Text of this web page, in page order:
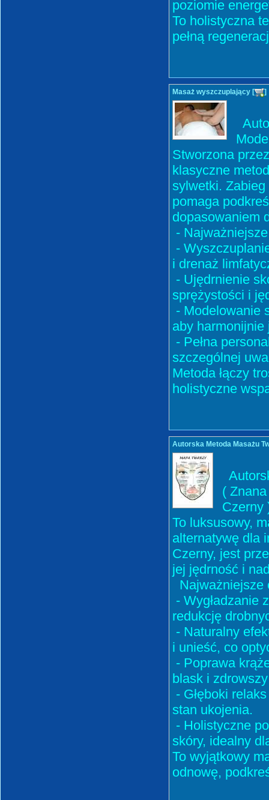
poziomie
To holistyczna
pełną
Masaż wyszczuplający [ ]
Stworzona
klasyczne
sylwetki. Zabieg
pomaga
dopasowaniem
-
-
i drenaż
- Ujędrnienie
sprężystości i
- Modelowanie
aby
- Pełna
szczególnej
Metoda łączy
holistyczne
Autorska Metoda Masażu
(
Czerny
To luksusowy,
alternatywę dla
Czerny, jest
jej jędrność i
Najważniejsze
- Wygładzanie
redukcję
- Naturalny
i unieść, co
- Poprawa
blask i
- Głęboki
stan ukojenia.
- Holistyczne
skóry, idealny
To wyjątkowy
odnowę,